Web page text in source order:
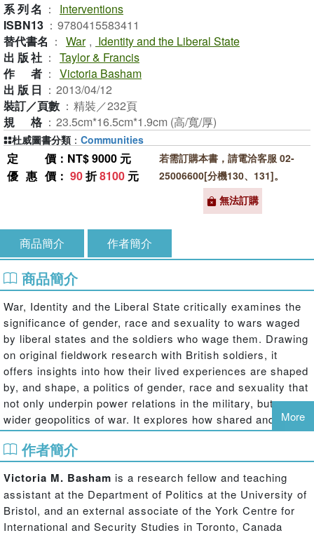
系列名 ：
Interventions
ISBN13 ： 9780415583411
替代書名 ： War , Identity and the Liberal State
出版社 ： Taylor & Francis
作者 ： Victoria Basham
出版日 ： 2013/04/12
裝訂／頁數 ： 精裝／232頁
規格 ： 23.5cm*16.5cm*1.9cm (高/寬/厚)
定價 ：NT$ 9000 元
優惠價 ： 90折8100 元
若需訂購本書，請電洽客服 02-
25006600[分機130、131]。
無法訂購
杜威圖書分類 ： Communities
商品簡介 作者簡介
商品簡介
War, Identity and the Liberal State critically examines the
significance of gender, race and sexuality to wars waged
by liberal states and the soldiers who wage them. Drawing
on original fieldwork research with British soldiers, it
offers insights into how their lived experiences are shaped
by, and shape, a politics of gender, race and sexuality that
not only underpin power relations in the military, but a
wider geopolitics of war. It explores how shared and
collectively mediated knowledge on gender, race and
sexuality facilitates certain claims about the nature of
governing in liberal states and about why and how such
states wage war against ‘illiberal’ ones in pursuit of global
peace and security. In linking the politics of daily life to the
international, this book insists that it is vital to explore how
geopolitical events and practices are co-constituted,
More
作者簡介
Victoria M. Basham is a research fellow and teaching
assistant at the Department of Politics at the University of
Bristol, and an external associate of the York Centre for
International and Security Studies in Toronto, Canada